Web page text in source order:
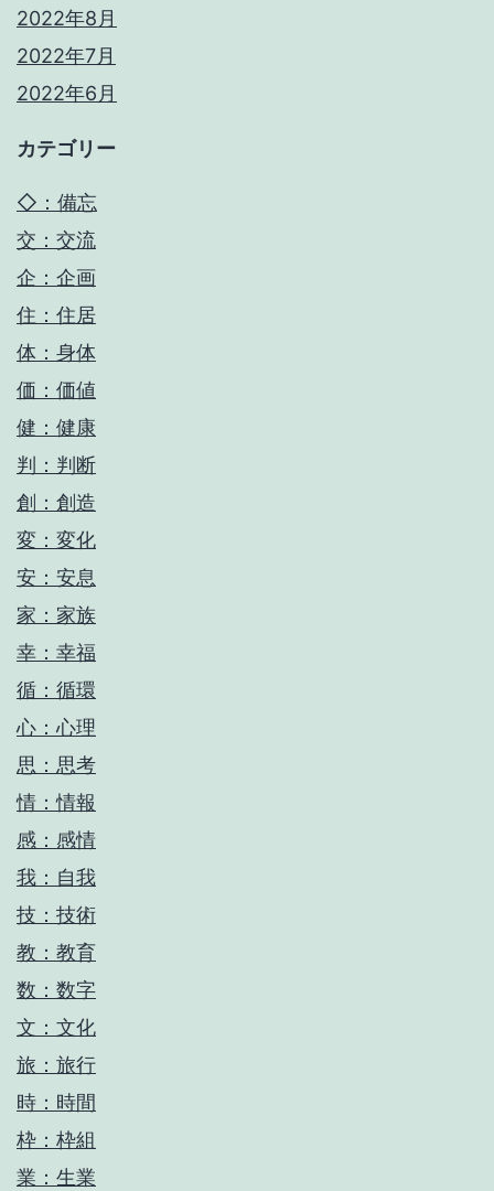
2022年8月
2022年7月
2022年6月
カテゴリー
◇：備忘
交：交流
企：企画
住：住居
体：身体
価：価値
健：健康
判：判断
創：創造
変：変化
安：安息
家：家族
幸：幸福
循：循環
心：心理
思：思考
情：情報
感：感情
我：自我
技：技術
教：教育
数：数字
文：文化
旅：旅行
時：時間
枠：枠組
業：生業